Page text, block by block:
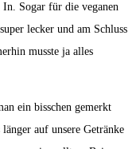
Sogar für die veganen
lecker und am Schluss
musste ja alles
ein bisschen gemerkt
auf unsere Getränke